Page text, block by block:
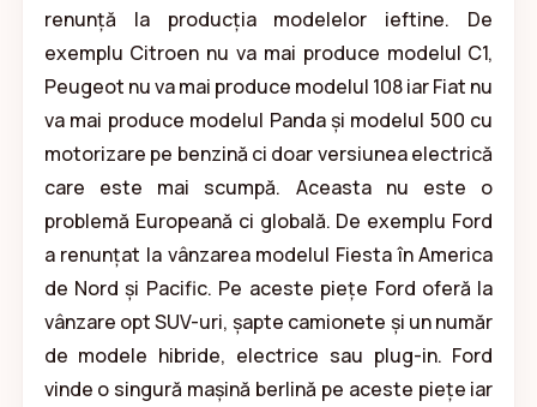
renunță la producția modelelor ieftine. De
exemplu Citroen nu va mai produce modelul C1,
Peugeot nu va mai produce modelul 108 iar Fiat nu
va mai produce modelul Panda și modelul 500 cu
motorizare pe benzină ci doar versiunea electrică
care este mai scumpă. Aceasta nu este o
problemă Europeană ci globală. De exemplu Ford
a renunțat la vânzarea modelul Fiesta în America
de Nord și Pacific. Pe aceste piețe Ford oferă la
vânzare opt SUV-uri, șapte camionete și un număr
de modele hibride, electrice sau plug-in. Ford
vinde o singură mașină berlină pe aceste piețe iar